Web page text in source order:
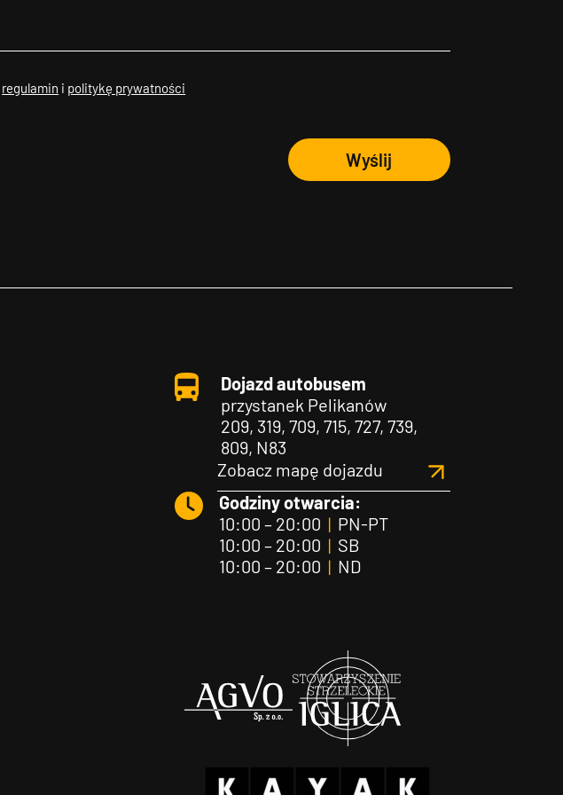
regulamin i politykę prywatności
Wyślij
Dojazd autobusem
przystanek Pelikanów
209, 319, 709, 715, 727, 739,
809, N83
Zobacz mapę dojazdu
Godziny otwarcia:
10:00 – 20:00 |PN-PT
10:00 – 20:00 |SB
10:00 – 20:00 |ND
Agvo Iglica